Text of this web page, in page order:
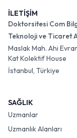
İLETİŞİM
Doktorsitesi Com
Teknoloji ve Ticaret
Maslak Mah. Ahi
Kat Kolektif House
İstanbul, Türkiye
SAĞLIK
Uzmanlar
Uzmanlık Alanları